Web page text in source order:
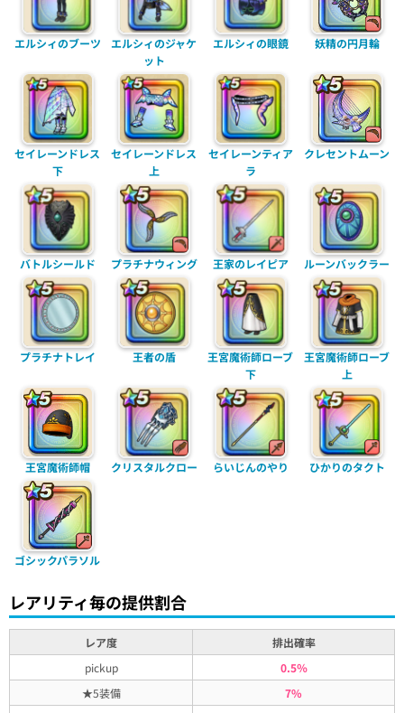
エルシィのブーツ
エルシィのジャケ
ット
エルシィの眼鏡 妖精の円月輪
セイレーンドレス
下
セイレーンドレス
上
セイレーンティア
ラ
クレセントムーン
バトルシールド プラチナウィング 王家のレイピア ルーンバックラー
プラチナトレイ 王者の盾
王宮魔術師ローブ
下
王宮魔術師ローブ
上
王宮魔術師帽 クリスタルクロー らいじんのやり ひかりのタクト
ゴシックパラソル
レアリティ毎の提供割合
レア度
排出確率
pickup
0.5％
★5装備
7%